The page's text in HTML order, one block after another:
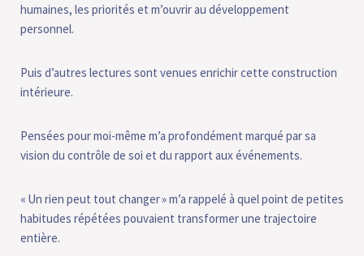
humaines, les priorités et m’ouvrir au développement
personnel.
Puis d’autres lectures sont venues enrichir cette construction
intérieure.
Pensées pour moi-même m’a profondément marqué par sa
vision du contrôle de soi et du rapport aux événements.
« Un rien peut tout changer » m’a rappelé à quel point de petites
habitudes répétées pouvaient transformer une trajectoire
entière.